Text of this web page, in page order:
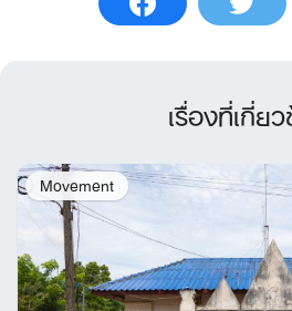
เรื่องที่เกี่ย
Movement